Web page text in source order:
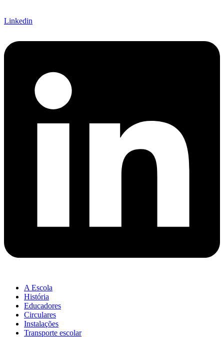
Linkedin
A Escola
História
Educadores
Circulares
Instalações
Transporte escolar